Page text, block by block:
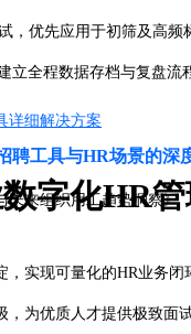
数字化HR
，优先应用于初筛及高频
立全程数据存档与复盘流
详细解决方案
聘工具与HR场景的深
未来组织用工趋势洞察》
，实现可量化的HR业务闭
，为优质人才提供极致面